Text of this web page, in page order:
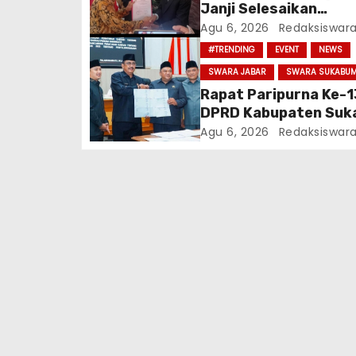
Janji Selesaikan
Infrastruktur Dan
Warga Jaga
Agu 6, 2026
#TRENDING EVENT
NEWS
SWARA JABAR
SWARA
Rapat Paripurna Ke-
DPRD Kabupaten
Tahun Sidang 2026
Agu 6, 2026